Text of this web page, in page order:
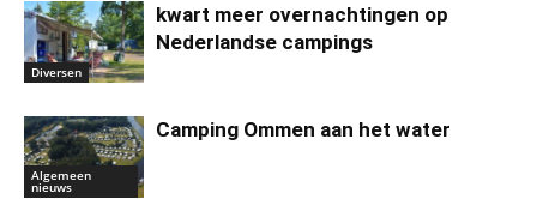
Diversen
kwart meer overnachtingen op
Nederlandse campings
Algemeen
nieuws
Camping Ommen aan het water